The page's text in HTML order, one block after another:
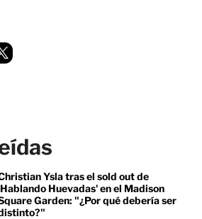
Ysla tras el sold out de
Huevadas' en el Madison
Garden: "¿Por qué debería ser